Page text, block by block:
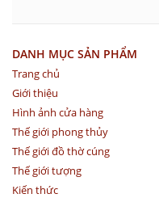
DANH MỤC SẢN PHẨM
Trang chủ
Giới thiệu
Hình ảnh cửa hàng
Thế giới phong thủy
Thế giới đồ thờ cúng
Thế giới tượng
Kiến thức